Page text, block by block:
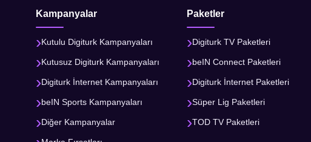
Kampanyalar
Kutulu Digiturk Kampanyaları
Kutusuz Digiturk Kampanyaları
Digiturk İnternet Kampanyaları
beIN Sports Kampanyaları
Diğer Kampanyalar
Paketler
Digiturk TV Paketleri
beIN Connect Paketleri
Digiturk İnternet Paketleri
Süper Lig Paketleri
TOD TV Paketleri